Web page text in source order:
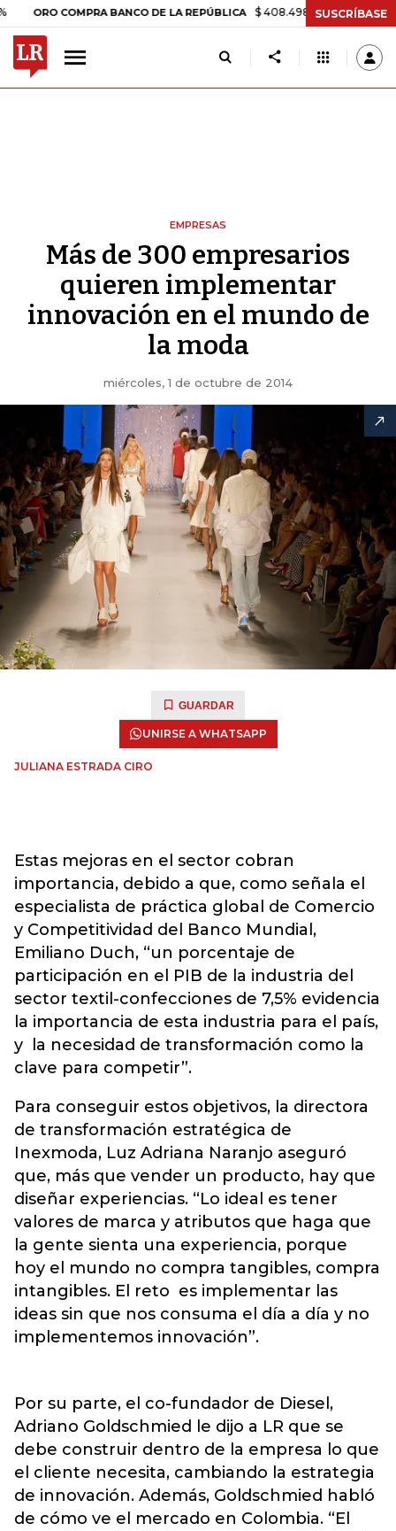
COMPRA BANCO DE LA REPÚBLICA $ 408.498,97 +$ 8.753,81
SUSCRÍBASE
EMPRESAS
Más de 300 empresarios
quieren implementar
innovación en el mundo de
la moda
miércoles, 1 de octubre de 2014
GUARDAR
UNIRSE A WHATSAPP
JULIANA ESTRADA CIRO
Estas mejoras en el sector cobran
importancia, debido a que, como señala el
especialista de práctica global de Comercio
y Competitividad del Banco Mundial,
Emiliano Duch, “un porcentaje de
participación en el PIB de la industria del
sector textil-confecciones de 7,5% evidencia
la importancia de esta industria para el país,
y la necesidad de transformación como la
clave para competir”.
Para conseguir estos objetivos, la directora
de transformación estratégica de
Inexmoda, Luz Adriana Naranjo aseguró
que, más que vender un producto, hay que
diseñar experiencias. “Lo ideal es tener
valores de marca y atributos que haga que
la gente sienta una experiencia, porque
hoy el mundo no compra tangibles, compra
intangibles. El reto es implementar las
ideas sin que nos consuma el día a día y no
implementemos innovación”.
Por su parte, el co-fundador de Diesel,
Adriano Goldschmied le dijo a LR que se
debe construir dentro de la empresa lo que
el cliente necesita, cambiando la estrategia
de innovación. Además, Goldschmied habló
de cómo ve el mercado en Colombia. “El